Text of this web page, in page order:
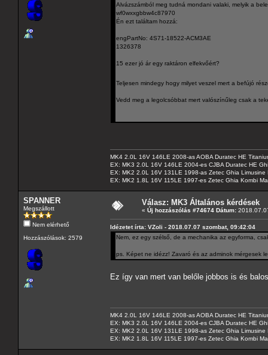
Alvázszámból meg tudná mondani valaki, melyik a
wf0wxxgbbw4c87970
Én ezt találtam hozzá:
engPartNo: 4S71-18522-ACM3AE
1326378
15 ezer jó ár egy raktáron elfekvőért?
Teljesen mindegy hogy milyet veszel mert a befújó
Vedd meg a legolcsóbbat mert valószínűleg csak a
MK4 2.0L 16V 146LE 2008-as AOBA Duratec HE
EX: MK3 2.0L 16V 146LE 2004-es CJBA Duratec HE
EX: MK2 2.0L 16V 131LE 1998-as Zetec Ghia Limusine
EX: MK2 1.8L 16V 115LE 1997-es Zetec Ghia Kombi
SPANNER
Megszállott
Nem elérhető
Hozzászólások: 2579
Válasz: MK3 Általános kérdések
« Új hozzászólás #74674 Dátum:
Idézetet írta: VZoli - 2018.07.07 szombat, 09:42:04
Nem, ez egy szélső, de a mechanika az egyforma,
ps. Képet ne idézz! Zavaró és az adminok mérgesek
Ez így van mert van belőle jobbos is és
MK4 2.0L 16V 146LE 2008-as AOBA Duratec HE
EX: MK3 2.0L 16V 146LE 2004-es CJBA Duratec HE
EX: MK2 2.0L 16V 131LE 1998-as Zetec Ghia Limusine
EX: MK2 1.8L 16V 115LE 1997-es Zetec Ghia Kombi